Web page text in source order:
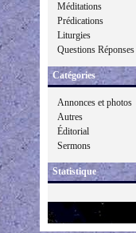
Méditations
Prédications
Liturgies
Questions Réponses
Catégories
Annonces et photos
Autres
Éditorial
Sermons
Statistique